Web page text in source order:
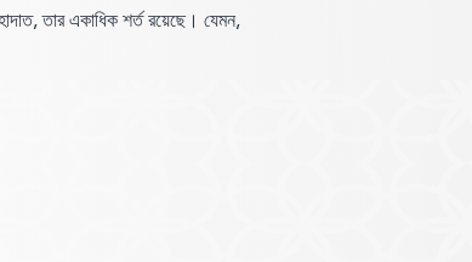
তার একাধিক শর্ত রয়েছে। যেমন,